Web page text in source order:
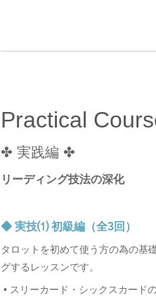
Practical
✤ 実践編 ✤
リーディング技法の深化
◆ 実技⑴ 初級編（全3回）
タロットを初めて使う方の為の基
グするレッスンです。
• スリーカード・シックスカード